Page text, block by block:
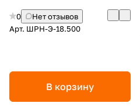
0
Нет отзывов
Арт. ШРН-Э-18.500
В корзину